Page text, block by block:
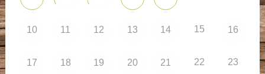
10 11 12 13 14 15 16
17 18 19 20 21 22 23